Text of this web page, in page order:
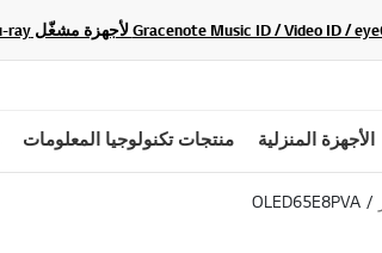
الأجهزة المنزلية منتجات تكنولوجيا المعلومات
OLED65E8PVA